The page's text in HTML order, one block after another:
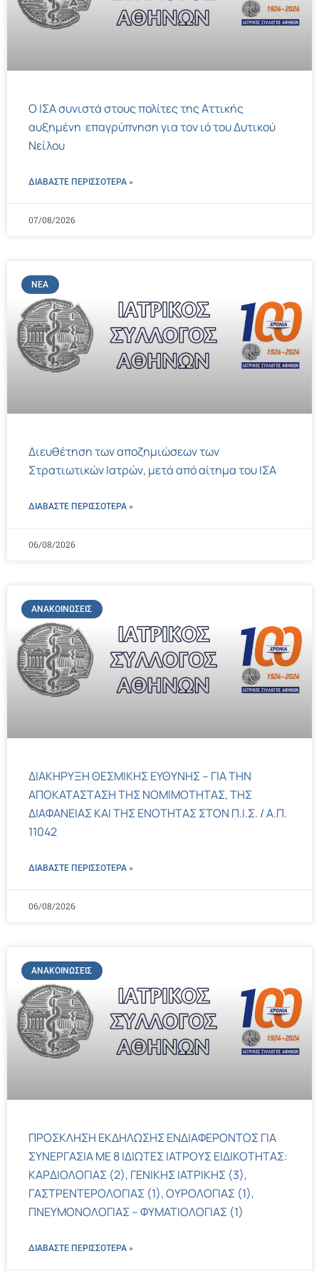
Ο ΙΣΑ συνιστά στους πολίτες της Αττικής
αυξημένη επαγρύπνηση για τον ιό του Δυτικού
Νείλου
ΔΙΑΒΑΣΤΕ ΠΕΡΙΣΣΌΤΕΡΑ »
07/08/2026
ΝΈΑ
Διευθέτηση των αποζημιώσεων των
Στρατιωτικών Ιατρών, μετά από αίτημα του ΙΣΑ
ΔΙΑΒΑΣΤΕ ΠΕΡΙΣΣΌΤΕΡΑ »
06/08/2026
ΑΝΑΚΟΙΝΏΣΕΙΣ
ΔΙΑΚΗΡΥΞΗ ΘΕΣΜΙΚΗΣ ΕΥΘΥΝΗΣ – ΓΙΑ ΤΗΝ
ΑΠΟΚΑΤΑΣΤΑΣΗ ΤΗΣ ΝΟΜΙΜΟΤΗΤΑΣ, ΤΗΣ
ΔΙΑΦΑΝΕΙΑΣ ΚΑΙ ΤΗΣ ΕΝΟΤΗΤΑΣ ΣΤΟΝ Π.Ι.Σ. / Α.Π.
11042
ΔΙΑΒΑΣΤΕ ΠΕΡΙΣΣΌΤΕΡΑ »
06/08/2026
ΑΝΑΚΟΙΝΏΣΕΙΣ
ΠΡΟΣΚΛΗΣΗ ΕΚΔΗΛΩΣΗΣ ΕΝΔΙΑΦΕΡΟΝΤΟΣ ΓΙΑ
ΣΥΝΕΡΓΑΣΙΑ ΜΕ 8 ΙΔΙΩΤΕΣ ΙΑΤΡΟΥΣ ΕΙΔΙΚΟΤΗΤΑΣ:
ΚΑΡΔΙΟΛΟΓΙΑΣ (2), ΓΕΝΙΚΗΣ ΙΑΤΡΙΚΗΣ (3),
ΓΑΣΤΡΕΝΤΕΡΟΛΟΓΙΑΣ (1), ΟΥΡΟΛΟΓΙΑΣ (1),
ΠΝΕΥΜΟΝΟΛΟΓΙΑΣ – ΦΥΜΑΤΙΟΛΟΓΙΑΣ (1)
ΔΙΑΒΑΣΤΕ ΠΕΡΙΣΣΌΤΕΡΑ »